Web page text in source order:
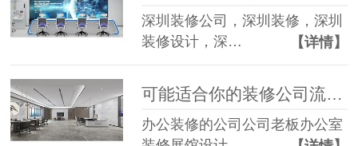
深圳装修公司，深圳装修，深圳
装修设计，深…
【详情】
可能适合你的装修公司流量词（二）
办公装修的公司公司老板办公室